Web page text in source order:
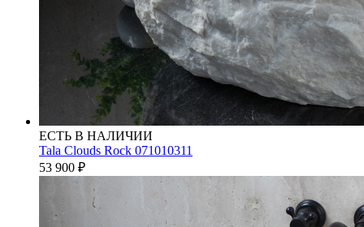
ЕСТЬ В НАЛИЧИИ
Tala Clouds Rock 071010311
53 900 ₽